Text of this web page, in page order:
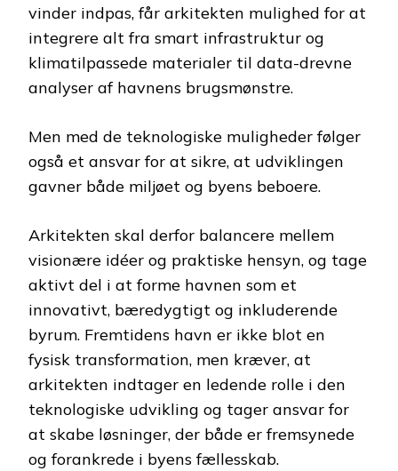
vinder indpas, får arkitekten mulighed for at
integrere alt fra smart infrastruktur og
klimatilpassede materialer til data-drevne
analyser af havnens brugsmønstre.
Men med de teknologiske muligheder følger
også et ansvar for at sikre, at udviklingen
gavner både miljøet og byens beboere.
Arkitekten skal derfor balancere mellem
visionære idéer og praktiske hensyn, og tage
aktivt del i at forme havnen som et
innovativt, bæredygtigt og inkluderende
byrum. Fremtidens havn er ikke blot en
fysisk transformation, men kræver, at
arkitekten indtager en ledende rolle i den
teknologiske udvikling og tager ansvar for
at skabe løsninger, der både er fremsynede
og forankrede i byens fællesskab.